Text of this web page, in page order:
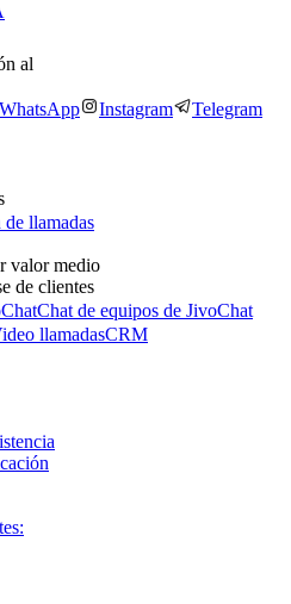
al
WhatsApp Instagram Telegram
llamadas
valor medio
de clientes
Chat de equipos de JivoChat
llamadasCRM